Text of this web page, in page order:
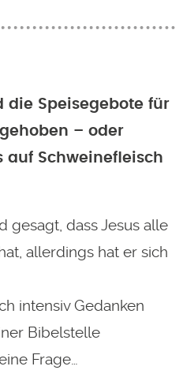
die Speisegebote für
– oder
auf Schweinefleisch
gesagt, dass Jesus alle
allerdings hat er sich
intensiv Gedanken
Bibelstelle
Frage…